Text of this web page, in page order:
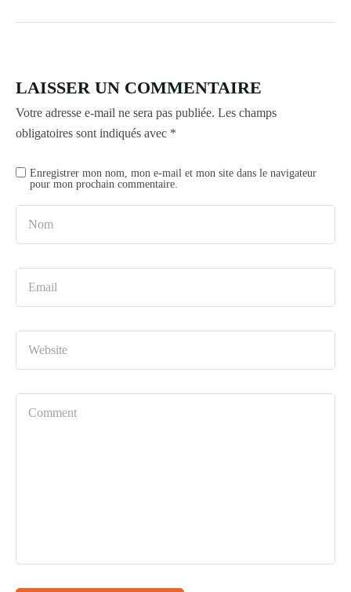
LAISSER UN COMMENTAIRE
Votre adresse e-mail ne sera pas publiée. Les champs
obligatoires sont indiqués avec *
Enregistrer mon nom, mon e-mail et mon site dans le navigateur
pour mon prochain commentaire.